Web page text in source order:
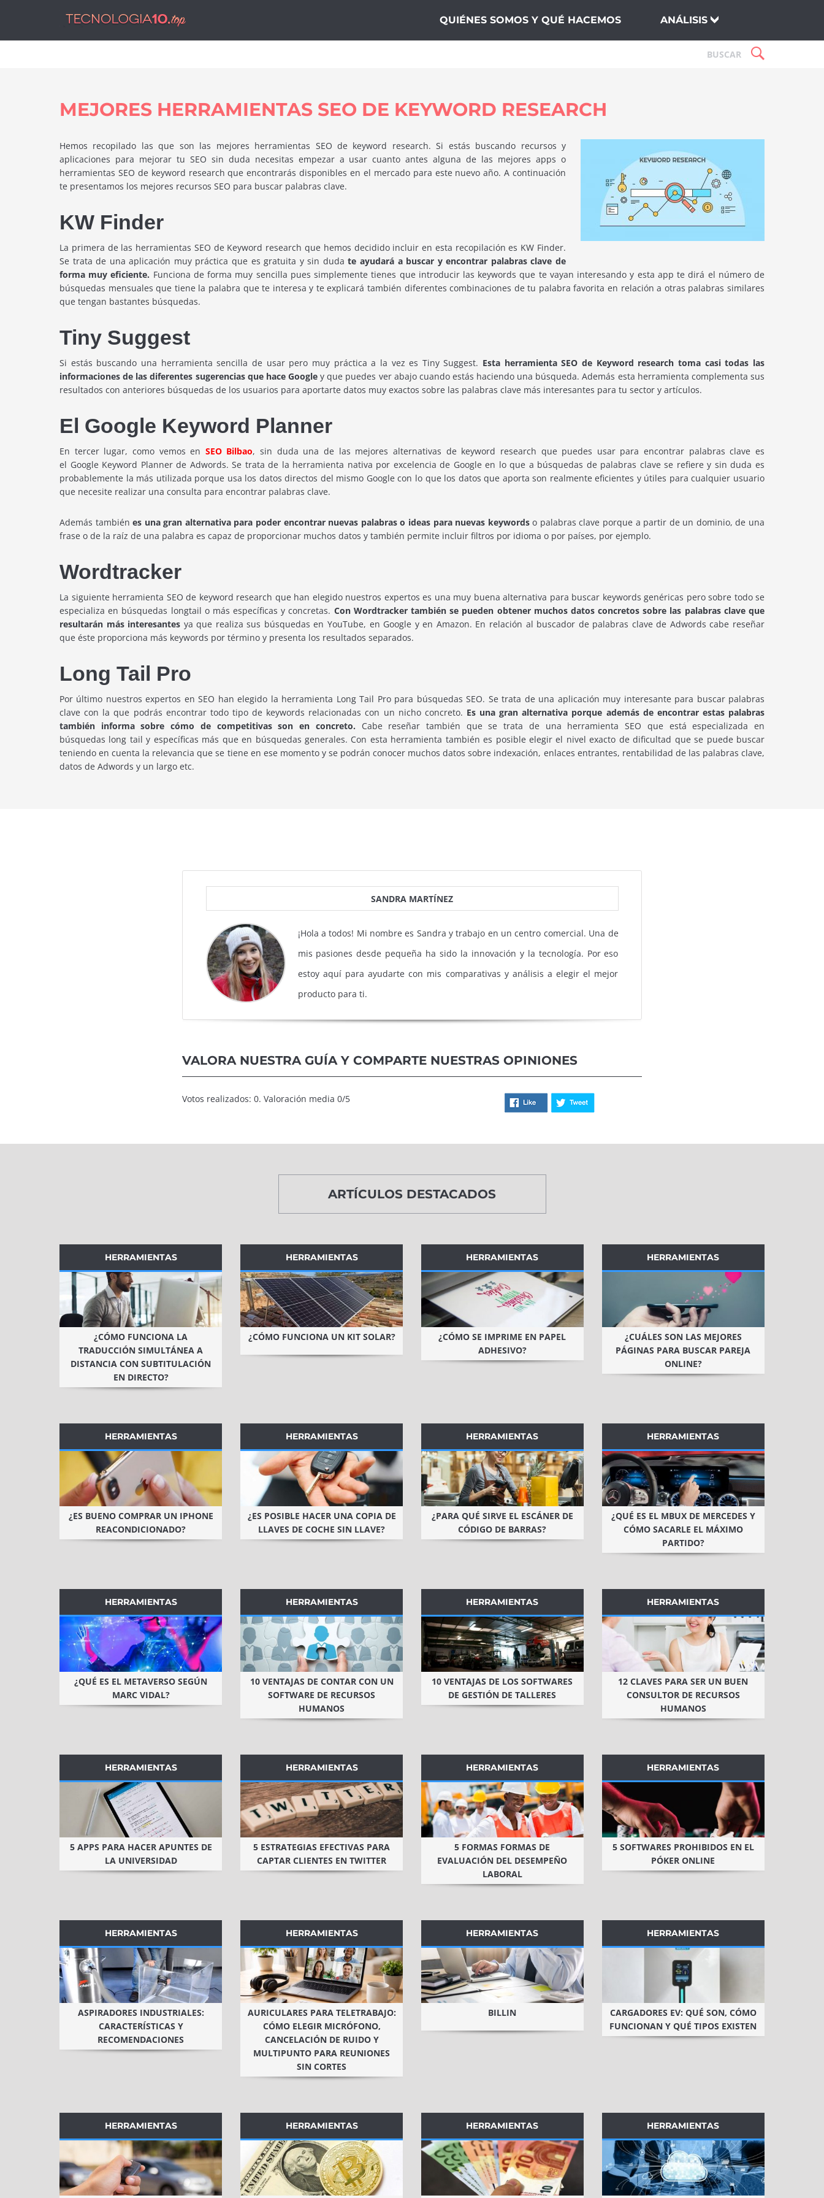
QUIÉNES SOMOS Y QUÉ HACEMOS ANÁLISIS
MEJORES HERRAMIENTAS SEO DE KEYWORD RESEARCH
Hemos recopilado las que son las mejores herramientas SEO de keyword research. Si estás buscando recursos y
aplicaciones para mejorar tu SEO sin duda necesitas empezar a usar cuanto antes alguna de las mejores apps o
herramientas SEO de keyword research que encontrarás disponibles en el mercado para este nuevo año. A continuación
te presentamos los mejores recursos SEO para buscar palabras clave.
KW Finder
La primera de las herramientas SEO de Keyword research que hemos decidido incluir en esta recopilación es KW Finder.
Se trata de una aplicación muy práctica que es gratuita y sin duda te ayudará a buscar y encontrar palabras clave de
forma muy eficiente. Funciona de forma muy sencilla pues simplemente tienes que introducir las keywords que te vayan interesando y esta app te dirá el número de
búsquedas mensuales que tiene la palabra que te interesa y te explicará también diferentes combinaciones de tu palabra favorita en relación a otras palabras similares
que tengan bastantes búsquedas.
Tiny Suggest
Si estás buscando una herramienta sencilla de usar pero muy práctica a la vez es Tiny Suggest. Esta herramienta SEO de Keyword research toma casi todas las
informaciones de las diferentes sugerencias que hace Googley que puedes ver abajo cuando estás haciendo una búsqueda. Además esta herramienta complementa sus
resultados con anteriores búsquedas de los usuarios para aportarte datos muy exactos sobre las palabras clave más interesantes para tu sector y artículos.
El Google Keyword Planner
En tercer lugar, como vemos en SEO Bilbao, sin duda una de las mejores alternativas de keyword research que puedes usar para encontrar palabras clave es
el Google Keyword Planner de Adwords. Se trata de la herramienta nativa por excelencia de Google en lo que a búsquedas de palabras clave se refiere y sin duda es
probablemente la más utilizada porque usa los datos directos del mismo Google con lo que los datos que aporta son realmente eficientes y útiles para cualquier usuario
que necesite realizar una consulta para encontrar palabras clave.
Además tambiénes una gran alternativa para poder encontrar nuevas palabras o ideas para nuevas keywordso palabras clave porque a partir de un dominio, de una
frase o de la raíz de una palabra es capaz de proporcionar muchos datos y también permite incluir filtros por idioma o por países, por ejemplo.
Wordtracker
La siguiente herramienta SEO de keyword research que han elegido nuestros expertos es una muy buena alternativa para buscar keywords genéricas pero sobre todo se
especializa en búsquedas longtail o más específicas y concretas. Con Wordtracker también se pueden obtener muchos datos concretos sobre las palabras clave que
resultarán más interesantes ya que realiza sus búsquedas en YouTube, en Google y en Amazon. En relación al buscador de palabras clave de Adwords cabe reseñar
que éste proporciona más keywords por término y presenta los resultados separados.
Long Tail Pro
Por último nuestros expertos en SEO han elegido la herramienta Long Tail Pro para búsquedas SEO. Se trata de una aplicación muy interesante para buscar palabras
clave con la que podrás encontrar todo tipo de keywords relacionadas con un nicho concreto. Es una gran alternativa porque además de encontrar estas palabras
también informa sobre cómo de competitivas son en concreto. Cabe reseñar también que se trata de una herramienta SEO que está especializada en
búsquedas long tail y específicas más que en búsquedas generales. Con esta herramienta también es posible elegir el nivel exacto de dificultad que se puede buscar
teniendo en cuenta la relevancia que se tiene en ese momento y se podrán conocer muchos datos sobre indexación, enlaces entrantes, rentabilidad de las palabras clave,
datos de Adwords y un largo etc.
SANDRA MARTÍNEZ
¡Hola a todos! Mi nombre es Sandra y trabajo en un centro comercial. Una de
mis pasiones desde pequeña ha sido la innovación y la tecnología. Por eso
estoy aquí para ayudarte con mis comparativas y análisis a elegir el mejor
producto para ti.
VALORA NUESTRA GUÍA Y COMPARTE NUESTRAS OPINIONES
Votos realizados: 0. Valoración media 0/5
ARTÍCULOS DESTACADOS
HERRAMIENTAS
¿CÓMO FUNCIONA LA
TRADUCCIÓN SIMULTÁNEA A
DISTANCIA CON SUBTITULACIÓN
EN DIRECTO?
HERRAMIENTAS
¿CÓMO FUNCIONA UN KIT SOLAR?
HERRAMIENTAS
¿CÓMO SE IMPRIME EN PAPEL
ADHESIVO?
HERRAMIENTAS
¿CUÁLES SON LAS MEJORES
PÁGINAS PARA BUSCAR PAREJA
ONLINE?
HERRAMIENTAS
¿ES BUENO COMPRAR UN IPHONE
REACONDICIONADO?
HERRAMIENTAS
¿ES POSIBLE HACER UNA COPIA DE
LLAVES DE COCHE SIN LLAVE?
HERRAMIENTAS
¿PARA QUÉ SIRVE EL ESCÁNER DE
CÓDIGO DE BARRAS?
HERRAMIENTAS
¿QUÉ ES EL MBUX DE MERCEDES Y
CÓMO SACARLE EL MÁXIMO
PARTIDO?
HERRAMIENTAS
¿QUÉ ES EL METAVERSO SEGÚN
MARC VIDAL?
HERRAMIENTAS
10 VENTAJAS DE CONTAR CON UN
SOFTWARE DE RECURSOS
HUMANOS
HERRAMIENTAS
10 VENTAJAS DE LOS SOFTWARES
DE GESTIÓN DE TALLERES
HERRAMIENTAS
12 CLAVES PARA SER UN BUEN
CONSULTOR DE RECURSOS
HUMANOS
HERRAMIENTAS
5 APPS PARA HACER APUNTES DE
LA UNIVERSIDAD
HERRAMIENTAS
5 ESTRATEGIAS EFECTIVAS PARA
CAPTAR CLIENTES EN TWITTER
HERRAMIENTAS
5 FORMAS FORMAS DE
EVALUACIÓN DEL DESEMPEÑO
LABORAL
HERRAMIENTAS
5 SOFTWARES PROHIBIDOS EN EL
PÓKER ONLINE
HERRAMIENTAS
ASPIRADORES INDUSTRIALES:
CARACTERÍSTICAS Y
RECOMENDACIONES
HERRAMIENTAS
AURICULARES PARA TELETRABAJO:
CÓMO ELEGIR MICRÓFONO,
CANCELACIÓN DE RUIDO Y
MULTIPUNTO PARA REUNIONES
SIN CORTES
HERRAMIENTAS
BILLIN
HERRAMIENTAS
CARGADORES EV: QUÉ SON, CÓMO
FUNCIONAN Y QUÉ TIPOS EXISTEN
HERRAMIENTAS HERRAMIENTAS HERRAMIENTAS HERRAMIENTAS